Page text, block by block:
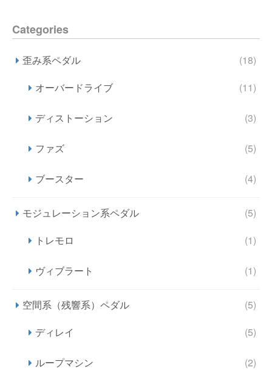
Categories
歪み系ペダル
(18)
オーバードライブ
(11)
ディストーション (3)
ファズ (5)
ブースター (4)
モジュレーション系ペダル
(5)
トレモロ
(1)
ヴィブラート (1)
空間系（残響系）ペダル
(5)
ディレイ
(5)
ループマシン (2)